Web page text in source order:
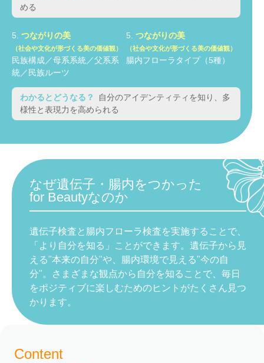
める
5. つながりの美
（社会や文化が形づくる美の価値観）
民族構成／母系系統／父系系
統／民族ルーツ
5. つながりの美
（社会や文化が形づくる美の価値観）
腸内フローラタイプ（5種）
わかるとどうなる？
自分のアイデンティティを知り、多
様性と表現力を高められる
なぜ遺伝子・腸内をつかった
for Beautyなのか
遺伝子検査と腸内フローラ検査を実施することで、
「より自分を知る」ことができます。遺伝子から見
える"本来の自分"や、腸内環境で見える"今の自
分"。さまざまな観点から自分を知ることで、毎日
をポジティブに楽しむためのヒントがたくさん見つ
かります。
Content